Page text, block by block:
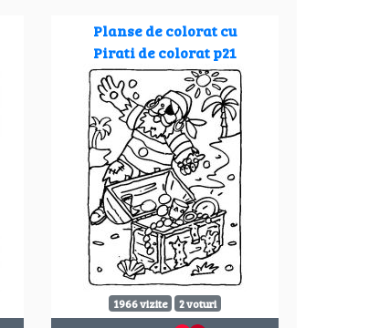
Planse de colorat cu
Pirati de colorat p21
1966 vizite 2 voturi